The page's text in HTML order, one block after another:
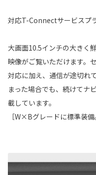
対応T-Connectサービスプ
大画面10.5インチの大きく
映像がご覧いただけます。
対応に加え、通信が途切れ
まった場合でも、続けてナ
載しています。
［W×Bグレードに標準装